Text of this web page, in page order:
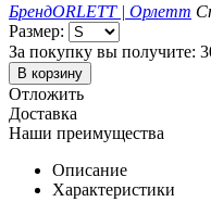
БрендORLETT | Орлетт
Размер:
За покупку вы получите:
В корзину
Отложить
Доставка
Наши преимущества
Описание
Характеристики